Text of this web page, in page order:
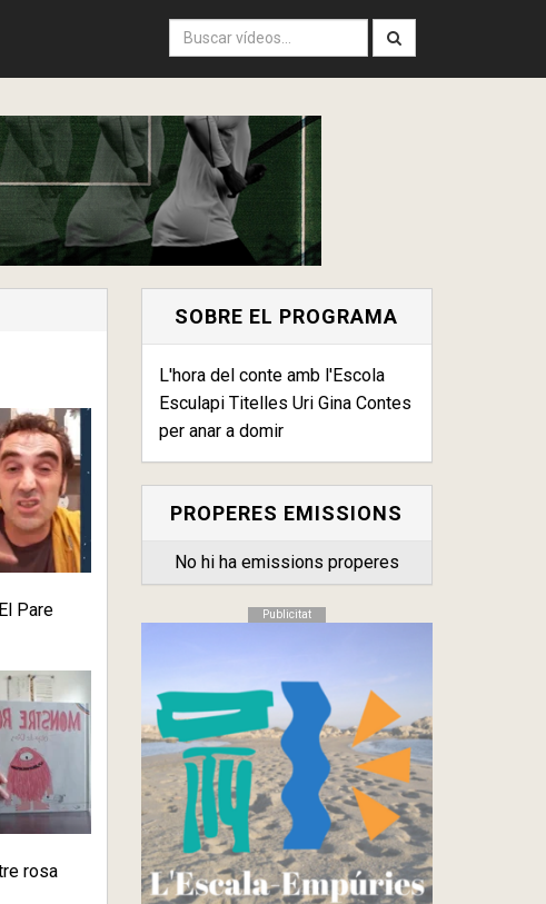
Pare
rosa
SOBRE EL PROGRAMA
L'hora del conte amb l'Escola
Esculapi Titelles Uri Gina Contes
per anar a domir
PROPERES EMISSIONS
No hi ha emissions properes
Publicitat